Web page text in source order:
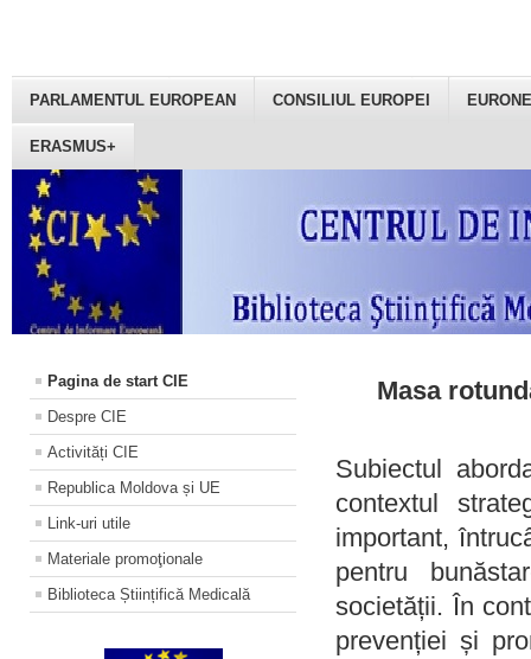
PARLAMENTUL EUROPEAN CONSILIUL EUROPEI
ERASMUS+
Pagina de start CIE
Despre CIE
Activități CIE
Republica Moldova și UE
Link-uri utile
Materiale promoţionale
Biblioteca Științifică Medicală
Masa
Subiectul
contextul
important,
pentru
societății. În
prevenției și